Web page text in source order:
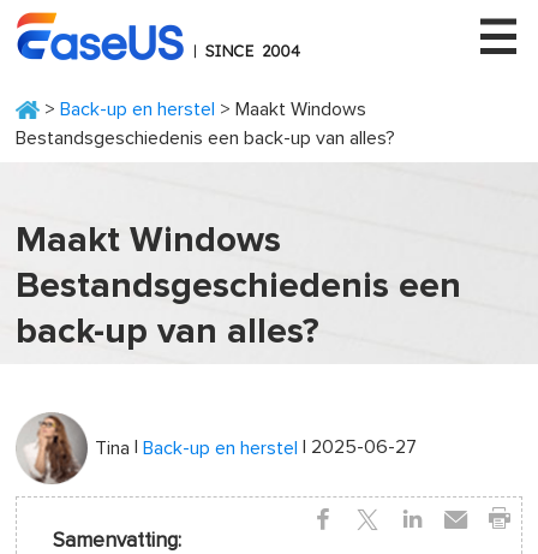
> Back-up en herstel > Maakt Windows
Bestandsgeschiedenis een back-up van alles?
Maakt Windows
Bestandsgeschiedenis een
back-up van alles?
Tina |Back-up en herstel | 2025-06-27
Samenvatting: